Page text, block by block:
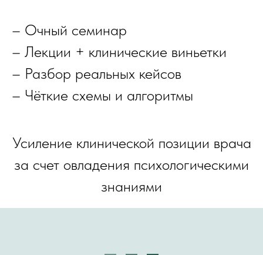
– Очный семинар
– Лекции + клинические виньетки
– Разбор реальных кейсов
– Чёткие схемы и алгоритмы
Усиление клинической позиции врача
за счет овладения психологическими
знаниями